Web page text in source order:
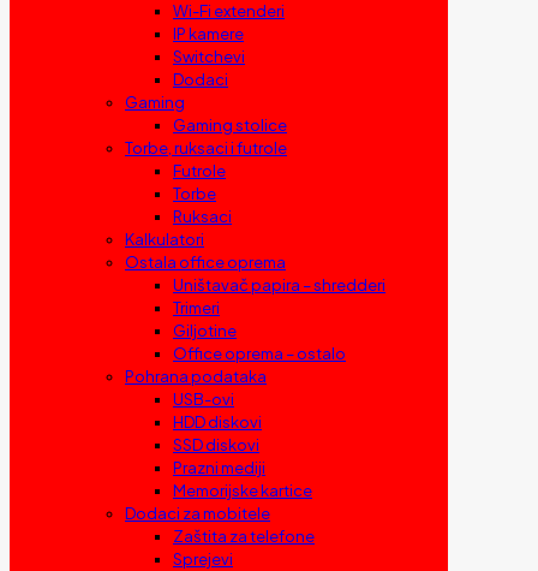
Wi-Fi extenderi
IP kamere
Switchevi
Dodaci
Gaming
Gaming stolice
Torbe, ruksaci i futrole
Futrole
Torbe
Ruksaci
Kalkulatori
Ostala office oprema
Uništavač papira – shredderi
Trimeri
Giljotine
Office oprema – ostalo
Pohrana podataka
USB-ovi
HDD diskovi
SSD diskovi
Prazni mediji
Memorijske kartice
Dodaci za mobitele
Zaštita za telefone
Sprejevi